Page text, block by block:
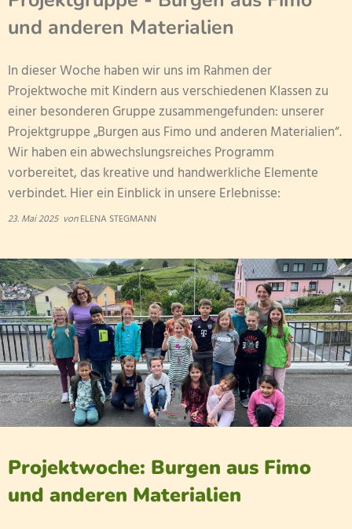
Spendendose im Weingarten
und anderen Materialien
In dieser Woche haben wir uns im Rahmen der
Projektwoche mit Kindern aus verschiedenen Klassen zu
einer besonderen Gruppe zusammengefunden: unserer
Projektgruppe „Burgen aus Fimo und anderen Materialien“.
Wir haben ein abwechslungsreiches Programm
vorbereitet, das kreative und handwerkliche Elemente
verbindet. Hier ein Einblick in unsere Erlebnisse:
23. Mai 2025 vonELENA STEGMANN
Projektwoche: Burgen aus Fimo
und anderen Materialien